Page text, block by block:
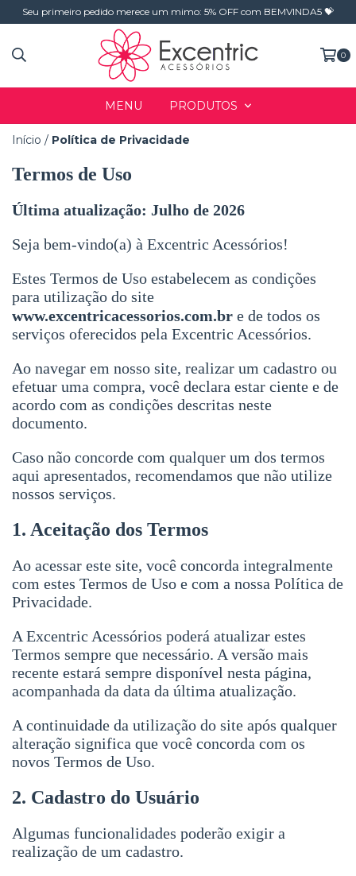
Seu primeiro pedido merece um mimo: 5% OFF com BEMVINDA5 💝
0
MENU PRODUTOS
Início / Política de Privacidade
Termos de Uso
Última atualização: Julho de 2026
Seja bem-vindo(a) à Excentric Acessórios!
Estes Termos de Uso estabelecem as condições
para utilização do site
www.excentricacessorios.com.br e de todos os
serviços oferecidos pela Excentric Acessórios.
Ao navegar em nosso site, realizar um cadastro ou
efetuar uma compra, você declara estar ciente e de
acordo com as condições descritas neste
documento.
Caso não concorde com qualquer um dos termos
aqui apresentados, recomendamos que não utilize
nossos serviços.
1. Aceitação dos Termos
Ao acessar este site, você concorda integralmente
com estes Termos de Uso e com a nossa Política de
Privacidade.
A Excentric Acessórios poderá atualizar estes
Termos sempre que necessário. A versão mais
recente estará sempre disponível nesta página,
acompanhada da data da última atualização.
A continuidade da utilização do site após qualquer
alteração significa que você concorda com os
novos Termos de Uso.
2. Cadastro do Usuário
Algumas funcionalidades poderão exigir a
realização de um cadastro.